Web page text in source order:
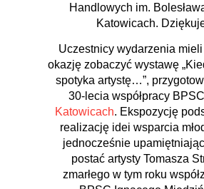
Handlowych im.
Katowicach.
Uczestnicy wydarzenia
okazję zobaczyć wystawę
spotyka artystę…”,
30-lecia współpracy
Katowicach. Ekspozycję
realizację idei wsparcia
jednocześnie
postać artysty Tomasza
zmarłego w tym roku